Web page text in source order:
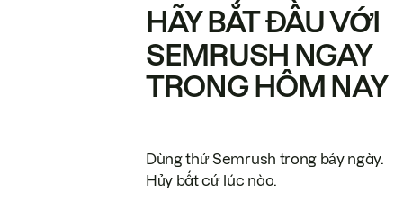
HÃY BẮT ĐẦU VỚI
SEMRUSH NGAY
TRONG HÔM NAY
Dùng thử Semrush trong bảy ngày.
Hủy bất cứ lúc nào.